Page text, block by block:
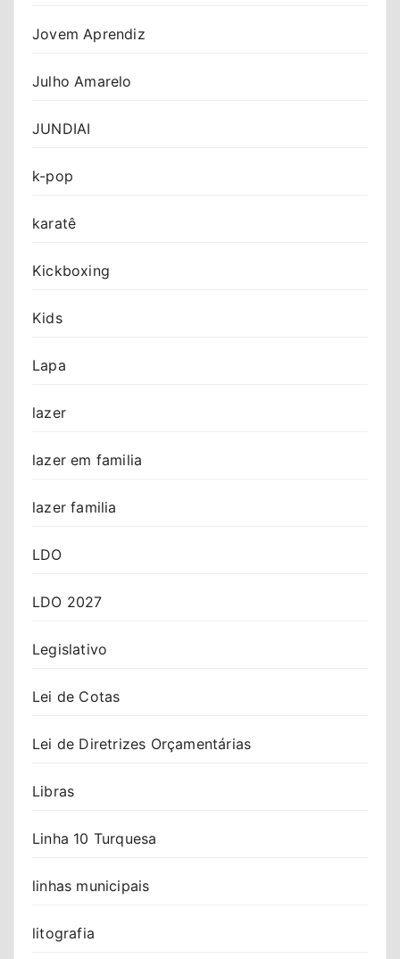
Jovem Aprendiz
Julho Amarelo
JUNDIAI
k-pop
karatê
Kickboxing
Kids
Lapa
lazer
lazer em familia
lazer familia
LDO
LDO 2027
Legislativo
Lei de Cotas
Lei de Diretrizes Orçamentárias
Libras
Linha 10 Turquesa
linhas municipais
litografia